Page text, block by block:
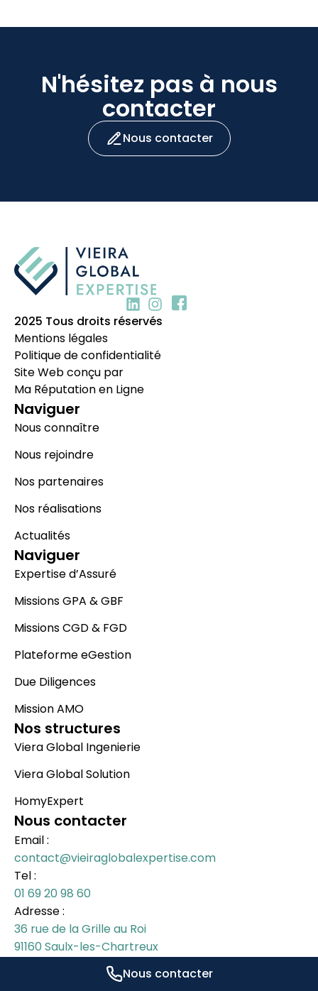
N'hésitez pas à nous
contacter
Nous contacter
2025 Tous droits réservés
Mentions légales
Politique de confidentialité
Site Web conçu par
Ma Réputation en Ligne
Naviguer
Nous connaître
Nous rejoindre
Nos partenaires
Nos réalisations
Actualités
Naviguer
Expertise d’Assuré
Missions GPA & GBF
Missions CGD & FGD
Plateforme eGestion
Due Diligences
Mission AMO
Nos structures
Viera Global Ingenierie
Viera Global Solution
HomyExpert
Nous contacter
Email :
contact@vieiraglobalexpertise.com
Tel :
01 69 20 98 60
Adresse :
36 rue de la Grille au Roi
91160 Saulx-les-Chartreux
Nous contacter